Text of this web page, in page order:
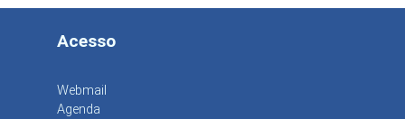
Acesso
Webmail
Agenda